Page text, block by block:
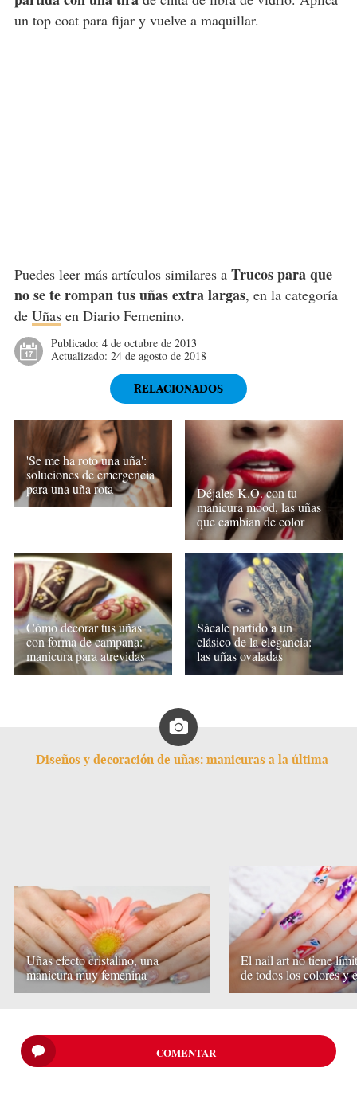
un top coat para fijar y vuelve a maquillar.
Puedes leer más artículos similares a Trucos para que
no se te rompan tus uñas extra largas, en la categoría
de Uñasen Diario Femenino.
Publicado: 4 de octubre de 2013
Actualizado: 24 de agosto de 2018
RELACIONADOS
'Se me ha roto una uña':
soluciones de emergencia
para una uña rota
Déjales K.O. con tu
manicura mood, las uñas
que cambian de color
Cómo decorar tus uñas
con forma de campana:
manicura para atrevidas
Sácale partido a un
clásico de la elegancia:
las uñas ovaladas
Diseños y decoración de uñas: manicuras a la última
Uñas efecto cristalino, una
manicura muy femenina
El nail art no tiene
de todos los colores y
COMENTAR